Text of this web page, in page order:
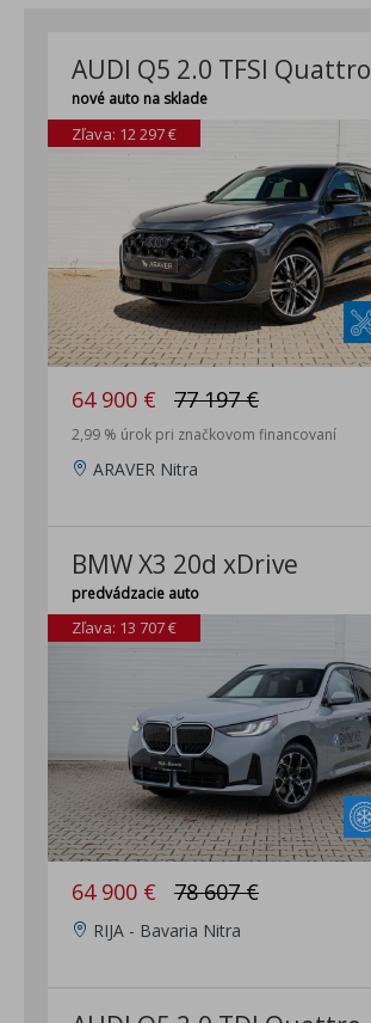
AUDI Q5 2.0 TFSI Quattro
nové auto na sklade
Zľava: 12 297 €
64 900 € 77 197 €
2,99 % úrok pri značkovom financovaní
ARAVER Nitra
BMW X3 20d xDrive
predvádzacie auto
Zľava: 13 707 €
64 900 € 78 607 €
RIJA - Bavaria Nitra